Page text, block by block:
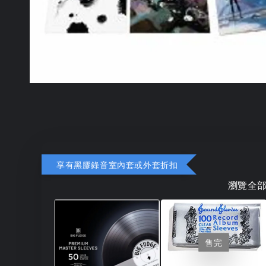
享有黑膠錄音室內套或外套折扣
瀏覽全
售完